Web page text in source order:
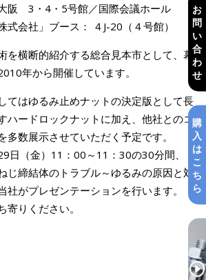
お
問
い
合
わ
せ
購
入
は
こ
ち
ら
阪 3・4・5号館／国際会議ホール
式会社」ブース： ４J-20（４号館）
を横断的紹介する総合見本市として、幕
年から開催しています。
てはゆるみ止めナットの決定版として長
ハードロックナットに加え、他社とのコ
多数展示させていただく予定です。
日（金）11：00～11：30の30分間、
じ締結体のトラブル～ゆるみの原因と対
社がプレゼンテーションを行います。
りください。